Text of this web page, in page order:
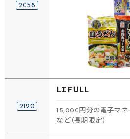
2058
2120
ＬＩＦＵＬＬ
15,000円分の電子マネ
など（長期限定）